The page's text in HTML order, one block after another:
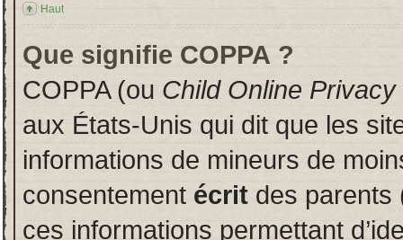
Haut
Que signifie COPPA ?
COPPA (ou Child Online
aux États-Unis qui dit que les
informations de mineurs de
consentement écrit des parents
ces informations permettant